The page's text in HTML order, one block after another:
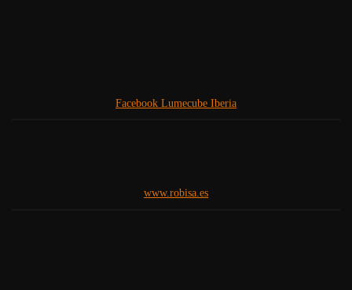
Facebook Lumecube Iberia
www.robisa.es